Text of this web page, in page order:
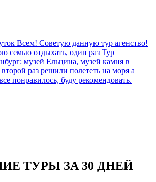
Всем! Советую данную тур агенство!
семью отдыхать, один раз Тур
музей Ельцина, музей камня в
раз решили полететь на моря а
понравилось, буду рекомендовать.
ТУРЫ ЗА 30 ДНЕЙ